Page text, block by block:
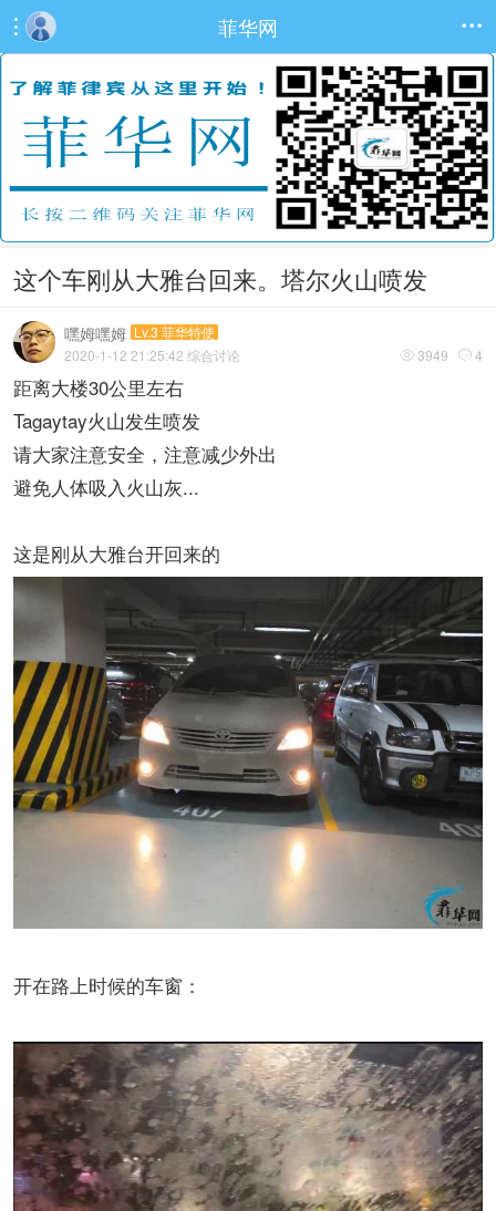
 菲华网 
这个车刚从大雅台回来。塔尔火山喷发
嘿姆嘿姆 Lv.3 菲华特使
 3949  4
2020-1-12 21:25:42 综合讨论
距离大楼30公里左右
Tagaytay火山发生喷发
请大家注意安全，注意减少外出
避免人体吸入火山灰...
这是刚从大雅台开回来的
开在路上时候的车窗：